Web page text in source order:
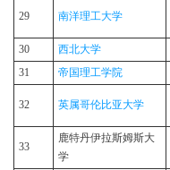
29 南洋理工大学
30
西北大学
31
帝国理工学院
32 英属哥伦比亚大学
33
鹿特丹伊拉斯姆斯大
学